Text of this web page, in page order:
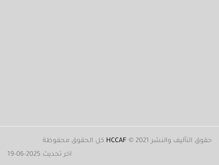
حقوق التأليف والنشر 2021 © HCCAF كل الحقوق محفوظة
اخر تحديث 2025-06-19